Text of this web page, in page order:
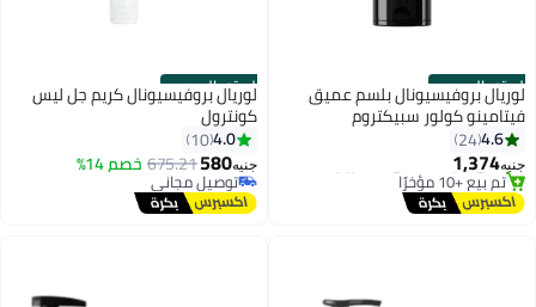
الستور الرسمي
لوريال بروفيسيونال بلسم عميق
فيتامينو كولور سبيكتروم
4.6
24
جنيه1,374
توصيل مجاني
باقي 1 وحدات في المخزون
تم بيع +10 مؤخرًا
توصيل مجاني
الستور الرسمي
لوريال بروفيسيونال كريم جل ليس
كونترول
4.0
10
جنيه580
675.21خصم 14% توصيل مجاني
بتخلّص بسرعة
توصيل مجاني